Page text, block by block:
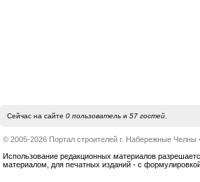
Сейчас на сайте 0 пользовательи 57 гостей.
© 2005-2026 Портал строителей г. Набережные
Использование редакционных материалов
материалом, для печатных изданий - с